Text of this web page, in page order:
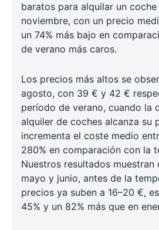
baratos para alquilar un
noviembre, con un precio
un 74% más bajo en
de verano más caros.
Los precios más altos se
agosto, con 39 € y 42 €
período de verano, cuando la
alquiler de coches alcanza su
incrementa el coste medio
280% en comparación con la
Nuestros resultados muestran
mayo y junio, antes de la
precios ya suben a 16–20 €,
45% y un 82% más que en